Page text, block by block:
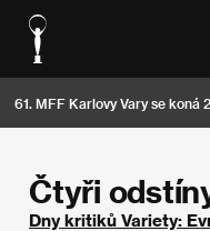
61. MFF Karlovy Vary se koná
Čtyři
Dny kritiků Variety: